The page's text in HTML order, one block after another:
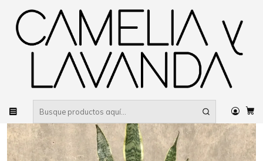
Inicio Planta Flores Flores de temporada Bulbos y Geófitas
Sansevieria tigre borde amarillo